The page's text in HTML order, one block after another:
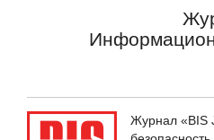
ICT-Online.ru
Staffcop
Журнал «BIS